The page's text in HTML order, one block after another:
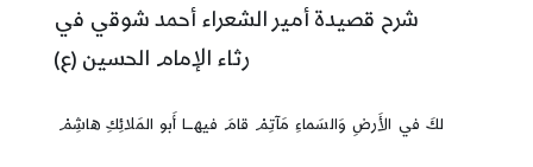
شرح قصيدة أمير الشعراء أحمد شوقي في
رثاء الإمام الحسين (ع)
لكَ في الأَرضِ وَالسَماءِ مَآتِمْ قامَ فيهـــا أَبو المَلائِكِ هاشِمْ